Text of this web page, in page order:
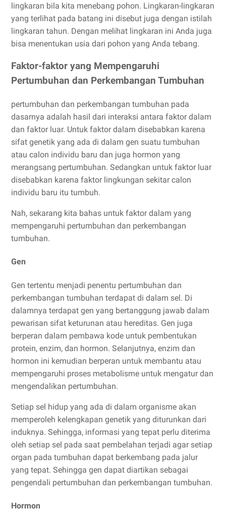
lingkaran bila kita menebang pohon. Lingkaran-lingkaran
yang terlihat pada batang ini disebut juga dengan istilah
lingkaran tahun. Dengan melihat lingkaran ini Anda juga
bisa menentukan usia dari pohon yang Anda tebang.
Faktor-faktor yang Mempengaruhi
Pertumbuhan dan Perkembangan Tumbuhan
pertumbuhan dan perkembangan tumbuhan pada
dasarnya adalah hasil dari interaksi antara faktor dalam
dan faktor luar. Untuk faktor dalam disebabkan karena
sifat genetik yang ada di dalam gen suatu tumbuhan
atau calon individu baru dan juga hormon yang
merangsang pertumbuhan. Sedangkan untuk faktor luar
disebabkan karena faktor lingkungan sekitar calon
individu baru itu tumbuh.
Nah, sekarang kita bahas untuk faktor dalam yang
mempengaruhi pertumbuhan dan perkembangan
tumbuhan.
Gen
Gen tertentu menjadi penentu pertumbuhan dan
perkembangan tumbuhan terdapat di dalam sel. Di
dalamnya terdapat gen yang bertanggung jawab dalam
pewarisan sifat keturunan atau hereditas. Gen juga
berperan dalam pembawa kode untuk pembentukan
protein, enzim, dan hormon. Selanjutnya, enzim dan
hormon ini kemudian berperan untuk membantu atau
mempengaruhi proses metabolisme untuk mengatur dan
mengendalikan pertumbuhan.
Setiap sel hidup yang ada di dalam organisme akan
memperoleh kelengkapan genetik yang diturunkan dari
induknya. Sehingga, informasi yang tepat perlu diterima
oleh setiap sel pada saat pembelahan terjadi agar setiap
organ pada tumbuhan dapat berkembang pada jalur
yang tepat. Sehingga gen dapat diartikan sebagai
pengendali pertumbuhan dan perkembangan tumbuhan.
Hormon